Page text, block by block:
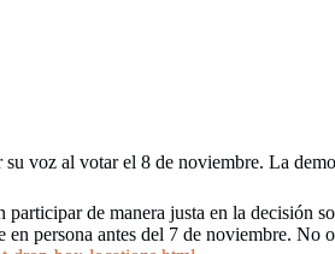
voz al votar el 8 de noviembre. La
de manera justa en la decisión
persona antes del 7 de noviembre.